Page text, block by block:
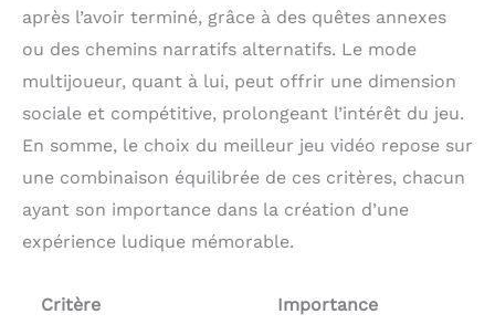
après l’avoir terminé, grâce à des quêtes annexes
ou des chemins narratifs alternatifs. Le mode
multijoueur, quant à lui, peut offrir une dimension
sociale et compétitive, prolongeant l’intérêt du jeu.
En somme, le choix du meilleur jeu vidéo repose sur
une combinaison équilibrée de ces critères, chacun
ayant son importance dans la création d’une
expérience ludique mémorable.
Critère Importance